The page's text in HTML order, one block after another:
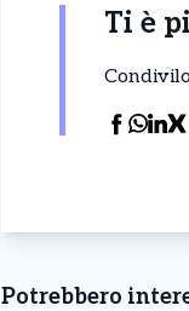
Ti è
Potrebbero